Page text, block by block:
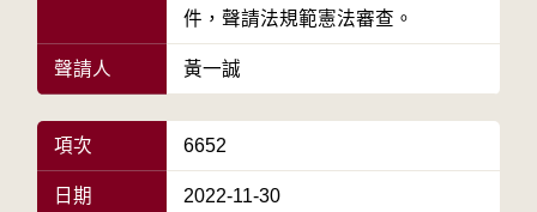
件，聲請法規範憲法審查。
聲請人 黃一誠
項次 6652
日期 2022-11-30